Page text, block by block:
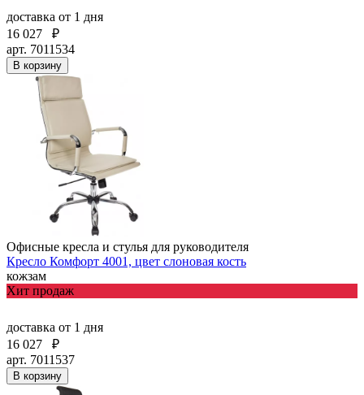
доставка от 1 дня
16 027
₽
арт. 7011534
В корзину
Офисные кресла и стулья для руководителя
Кресло Комфорт 4001, цвет слоновая кость
кожзам
Хит продаж
доставка от 1 дня
16 027
₽
арт. 7011537
В корзину